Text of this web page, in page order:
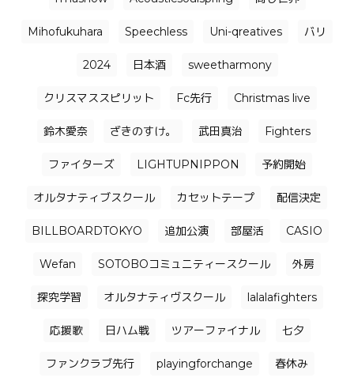
Mihofukuhara Speechless Uni-qreatives バリ
2024 日本酒 sweetharmony
クリスマススピリット Fc先行 Christmas live
鈴木愛奈 ざきのすけ。 武田真治 Fighters
ファイターズ LIGHTUPNIPPON 予約開始
オルタナティブスクール カセットテープ 配信決定
BILLBOARDTOKYO 追加公演 部屋活 CASIO
Wefan SOTOBOコミュニティースクール 外房
探究学習 オルタナティヴスクール lalalafighters
応援歌 日ハム戦 ツアーファイナル 七夕
ファンクラブ先行 playingforchange 春休み